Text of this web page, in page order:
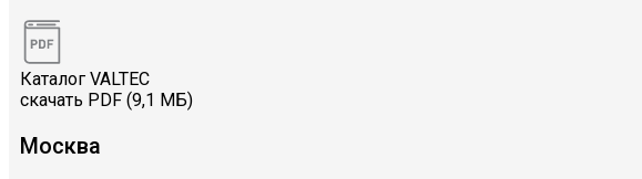
Каталог VALTEC
скачать PDF (9,1 МБ)
Москва